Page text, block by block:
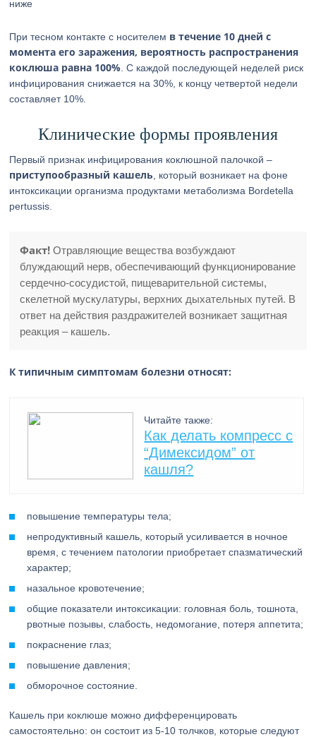
ниже
При тесном контакте с носителем в течение 10 дней с
момента его заражения, вероятность распространения
коклюша равна 100% . С каждой последующей неделей риск
инфицирования снижается на 30%, к концу четвертой недели
составляет 10%.
Клинические формы проявления
Первый признак инфицирования коклюшной палочкой –
приступообразный кашель , который возникает на фоне
интоксикации организма продуктами метаболизма Bordetella
pertussis.
Факт! Отравляющие вещества возбуждают
блуждающий нерв, обеспечивающий функционирование
сердечно-сосудистой, пищеварительной системы,
скелетной мускулатуры, верхних дыхательных путей. В
ответ на действия раздражителей возникает защитная
реакция – кашель.
К типичным симптомам болезни относят:
Читайте также:
Как делать компресс с
“Димексидом” от
кашля?
повышение температуры тела;
непродуктивный кашель, который усиливается в ночное
время, с течением патологии приобретает спазматический
характер;
назальное кровотечение;
общие показатели интоксикации: головная боль, тошнота,
рвотные позывы, слабость, недомогание, потеря аппетита;
покраснение глаз;
повышение давления;
обморочное состояние.
Кашель при коклюше можно дифференцировать
самостоятельно: он состоит из 5-10 толчков, которые следуют